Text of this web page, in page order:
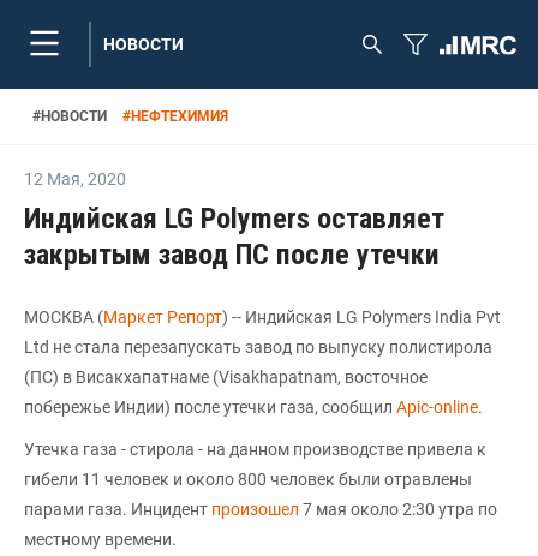
НОВОСТИ
#НОВОСТИ #НЕФТЕХИМИЯ
12 Мая, 2020
Индийская LG Polymers оставляет
закрытым завод ПС после утечки
МОСКВА (Маркет Репорт) -- Индийская LG Polymers India Pvt
Ltd не стала перезапускать завод по выпуску полистирола
(ПС) в Висакхапатнаме (Visakhapatnam, восточное
побережье Индии) после утечки газа, сообщил Apic-online.
Утечка газа - стирола - на данном производстве привела к
гибели 11 человек и около 800 человек были отравлены
парами газа. Инцидент произошел 7 мая около 2:30 утра по
местному времени.